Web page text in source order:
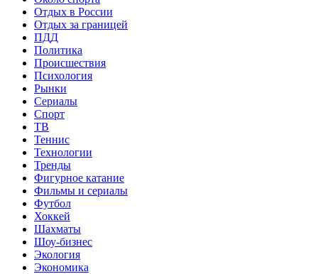
Отдых в России
Отдых за границей
ПДД
Политика
Происшествия
Психология
Рынки
Сериалы
Спорт
ТВ
Теннис
Технологии
Тренды
Фигурное катание
Фильмы и сериалы
Футбол
Хоккей
Шахматы
Шоу-бизнес
Экология
Экономика